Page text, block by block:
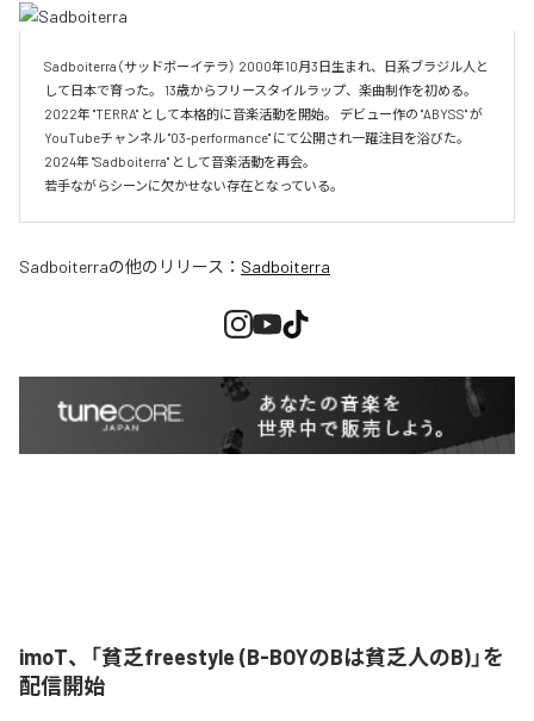
Sadboiterra（サッドボーイテラ） 2000年10月3日生まれ、日系ブラジル人と
して日本で育った。 13歳からフリースタイルラップ、楽曲制作を初める。
2022年 "TERRA" として本格的に音楽活動を開始。 デビュー作の "ABYSS" が
YouTubeチャンネル "03-performance" にて公開され一躍注目を浴びた。
2024年 "Sadboiterra" として音楽活動を再会。
若手ながらシーンに欠かせない存在となっている。
Sadboiterraの他のリリース： Sadboiterra
imoT、「貧乏freestyle (B-BOYのBは貧乏人のB)」を
配信開始